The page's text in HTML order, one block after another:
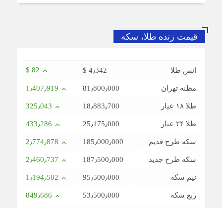
قیمت زنده طلا، سکه
انس طلا $ 4٫342 $ 82
مظنه تهران 81٫800٫000 1٫407٫919
طلا ۱۸ عیار 18٫883٫700 325٫043
طلا ۲۴ عیار 25٫175٫000 433٫286
سکه طرح قدیم 185٫000٫000 2٫774٫878
سکه طرح جدید 187٫500٫000 2٫460٫737
نیم سکه 95٫500٫000 1٫194٫502
ربع سکه 53٫500٫000 849٫686